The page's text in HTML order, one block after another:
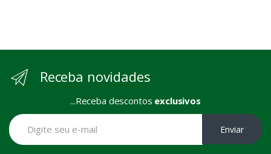
Receba novidades
...Receba descontos exclusivos
Enviar